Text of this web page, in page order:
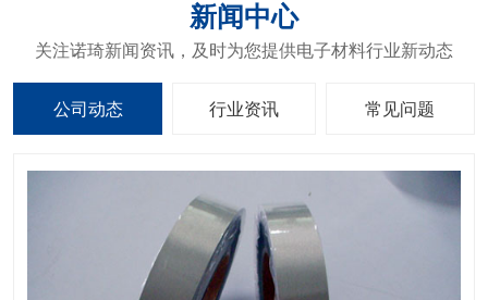
新闻中心
关注诺琦新闻资讯，及时为您提供电子材料行业新动态
公司动态 行业资讯 常见问题